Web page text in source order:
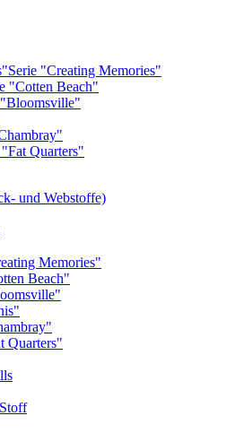
Serie "Creating Memories"
"Cotten Beach"
"Bloomsville"
Quarters"
und Webstoffe)
Memories"
Beach"
Quarters"